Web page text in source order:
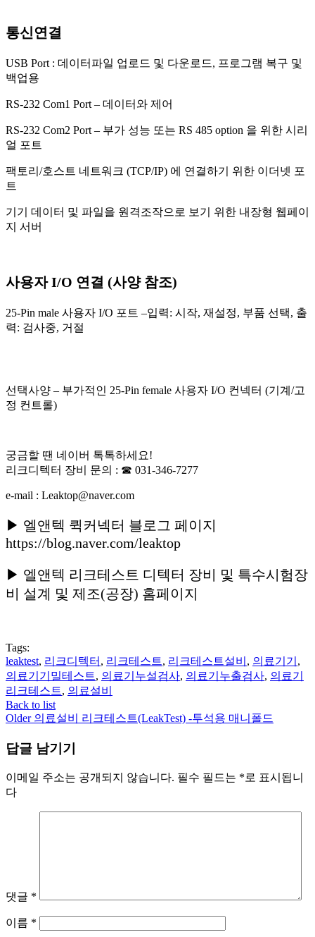
통신연결
USB Port : 데이터파일 업로드 및 다운로드, 프로그램 복구 및
백업용
RS-232 Com1 Port – 데이터와 제어
RS-232 Com2 Port – 부가 성능 또는 RS 485 option 을 위한 시리
얼 포트
팩토리/호스트 네트워크 (TCP/IP) 에 연결하기 위한 이더넷 포
트
기기 데이터 및 파일을 원격조작으로 보기 위한 내장형 웹페이
지 서버
사용자 I/O 연결 (사양 참조)
25-Pin male 사용자 I/O 포트 –입력: 시작, 재설정, 부품 선택, 출
력: 검사중, 거절
선택사양 – 부가적인 25-Pin female 사용자 I/O 컨넥터 (기계/고
정 컨트롤)
궁금할 땐 네이버 톡톡하세요!
리크디텍터 장비 문의 : ☎ 031-346-7277
e-mail : Leaktop@naver.com
▶ 엘앤텍 퀵커넥터 블로그 페이지
https://blog.naver.com/leaktop
▶ 엘앤텍 리크테스트 디텍터 장비 및 특수시험장
비 설계 및 제조(공장) 홈페이지
Tags:
leaktest, 리크디텍터 , 리크테스트, 리크테스트설비 , 의료기기 ,
의료기기밀테스트, 의료기누설검사, 의료기누출검사, 의료기
리크테스트, 의료설비
Back to list
Older 의료설비 리크테스트(LeakTest) -투석용 매니폴드
답글 남기기
이메일 주소는 공개되지 않습니다. 필수 필드는 *로 표시됩니
다
댓글 *
이름 *